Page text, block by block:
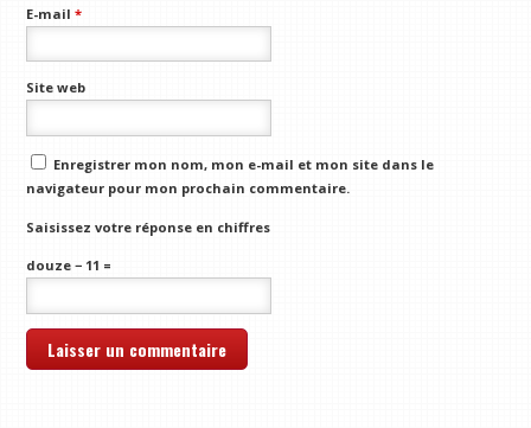
E-mail*
Site web
Enregistrer mon nom, mon e-mail et mon site dans le
navigateur pour mon prochain commentaire.
Saisissez votre réponse en chiffres
douze − 11 =